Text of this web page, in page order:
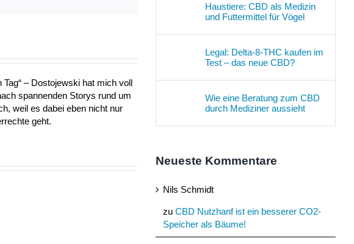
– Dostojewski hat mich voll
spannenden Storys rund um
weil es dabei eben nicht nur
geht.
Haustiere: CBD als Medizin
und Futtermittel für Vögel
Legal: Delta-8-THC kaufen im
Test – das neue CBD?
Wie eine Beratung zum CBD
durch Mediziner aussieht
Neueste Kommentare
Nils Schmidt
zu CBD Nutzhanf ist ein besserer CO2-
Speicher als Bäume!